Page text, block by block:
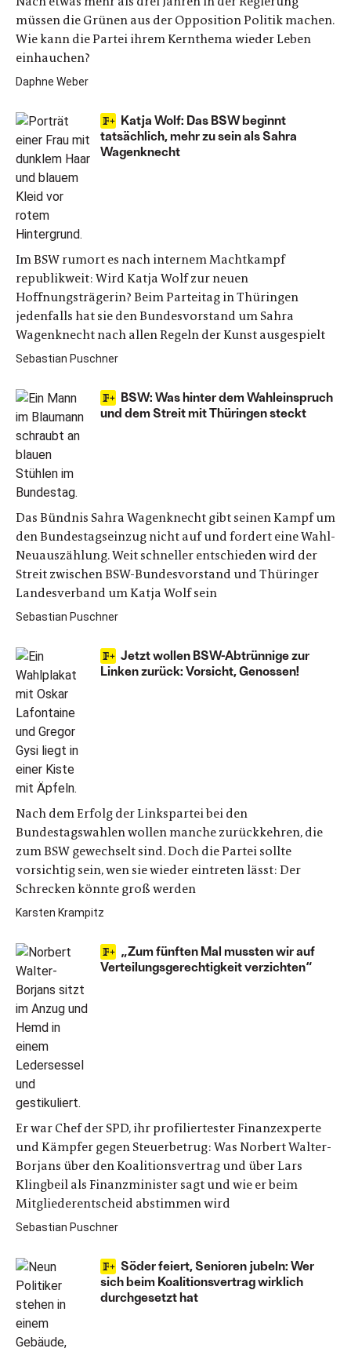
müssen die Grünen aus der Opposition Politik machen.
Wie kann die Partei ihrem Kernthema wieder Leben
einhauchen?
Daphne Weber
Katja Wolf: Das BSW beginnt
tatsächlich, mehr zu sein als Sahra
Wagenknecht
Im BSW rumort es nach internem Machtkampf
republikweit: Wird Katja Wolf zur neuen
Hoffnungsträgerin? Beim Parteitag in Thüringen
jedenfalls hat sie den Bundesvorstand um Sahra
Wagenknecht nach allen Regeln der Kunst ausgespielt
Sebastian Puschner
BSW: Was hinter dem Wahleinspruch
und dem Streit mit Thüringen steckt
Das Bündnis Sahra Wagenknecht gibt seinen Kampf um
den Bundestagseinzug nicht auf und fordert eine Wahl-
Neuauszählung. Weit schneller entschieden wird der
Streit zwischen BSW-Bundesvorstand und Thüringer
Landesverband um Katja Wolf sein
Sebastian Puschner
Jetzt wollen BSW-Abtrünnige zur
Linken zurück: Vorsicht, Genossen!
Nach dem Erfolg der Linkspartei bei den
Bundestagswahlen wollen manche zurückkehren, die
zum BSW gewechselt sind. Doch die Partei sollte
vorsichtig sein, wen sie wieder eintreten lässt: Der
Schrecken könnte groß werden
Karsten Krampitz
„Zum fünften Mal mussten wir auf
Verteilungsgerechtigkeit verzichten“
Er war Chef der SPD, ihr profiliertester Finanzexperte
und Kämpfer gegen Steuerbetrug: Was Norbert Walter-
Borjans über den Koalitionsvertrag und über Lars
Klingbeil als Finanzminister sagt und wie er beim
Mitgliederentscheid abstimmen wird
Sebastian Puschner
Söder feiert, Senioren jubeln: Wer
sich beim Koalitionsvertrag wirklich
durchgesetzt hat